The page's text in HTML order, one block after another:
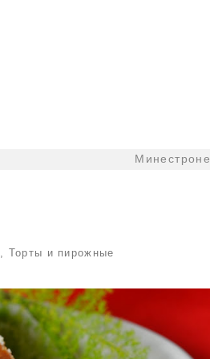
Минестроне
, Торты и пирожные